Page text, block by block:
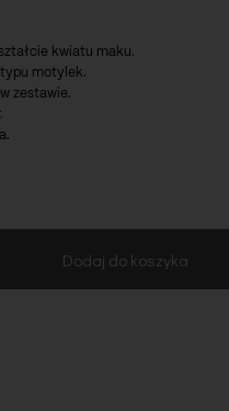
kwiatu maku.
typu motylek.
zestawie.
Dodaj do koszyka